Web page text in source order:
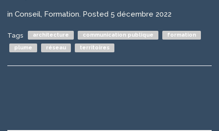
in Conseil, Formation. Posted 5 décembre 2022
Tags architecture communication publique
formation
plume
réseau territoires